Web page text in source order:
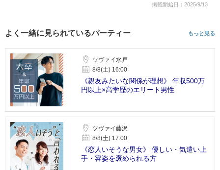
掲載開始日：2025/9/13
よく一緒に見られているパーティー もっと見る
ツヴァイ水戸
8/8(土) 16:00
《親友みたいな関係が理想》 年収500万
円以上×高学歴のエリート男性
ツヴァイ藤沢
8/8(土) 17:00
《恋人いそうな男女》 優しい・気遣い上
手・容姿を褒められる方